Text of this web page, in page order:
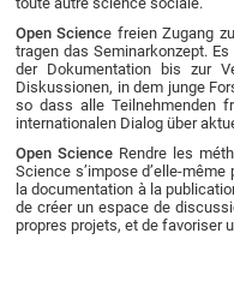
Open Science freien Zugang
tragen das Seminarkonzept.
der Dokumentation bis zur
Diskussionen, in dem junge
so dass alle Teilnehmenden
internationalen Dialog über
Open Science Rendre les
Science s’impose d’elle-
la documentation à la
de créer un espace de
propres projets, et de favoriser